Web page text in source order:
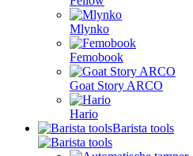
Mlynko
Femobook
Goat Story ARCO
Hario
Barista tools